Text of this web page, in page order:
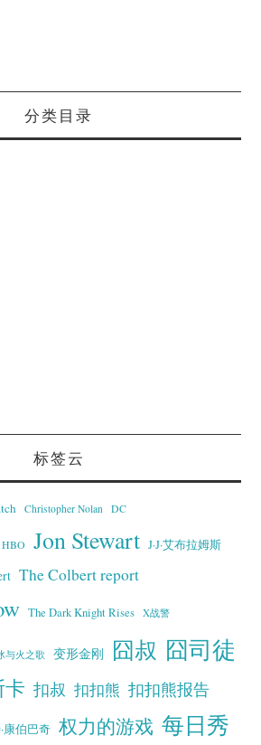
分类目录
标签云
Christopher Nolan DC
HBO Jon Stewart J·J·艾布拉姆斯
The Colbert report
The Dark Knight Rises X战警
与火之歌 变形金刚 囧叔 囧司徒
卡 扣叔 扣扣熊 扣扣熊报告
康伯巴奇 权力的游戏 每日秀